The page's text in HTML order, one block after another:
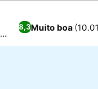
8,3Muito boa